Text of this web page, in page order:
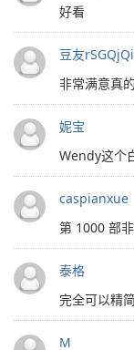
好看
豆友
非常满意真
妮宝
Wendy这个
caspianxue
第 1000 部
泰格
完全可以精
M